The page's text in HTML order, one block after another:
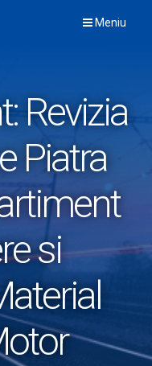
Meniu
Revizia
Piatra
si